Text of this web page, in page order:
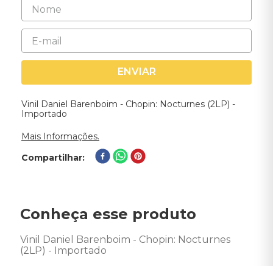
ENVIAR
Vinil Daniel Barenboim - Chopin: Nocturnes (2LP) -
Importado
Mais Informações.
Compartilhar
Conheça esse produto
Vinil Daniel Barenboim - Chopin: Nocturnes
(2LP) - Importado